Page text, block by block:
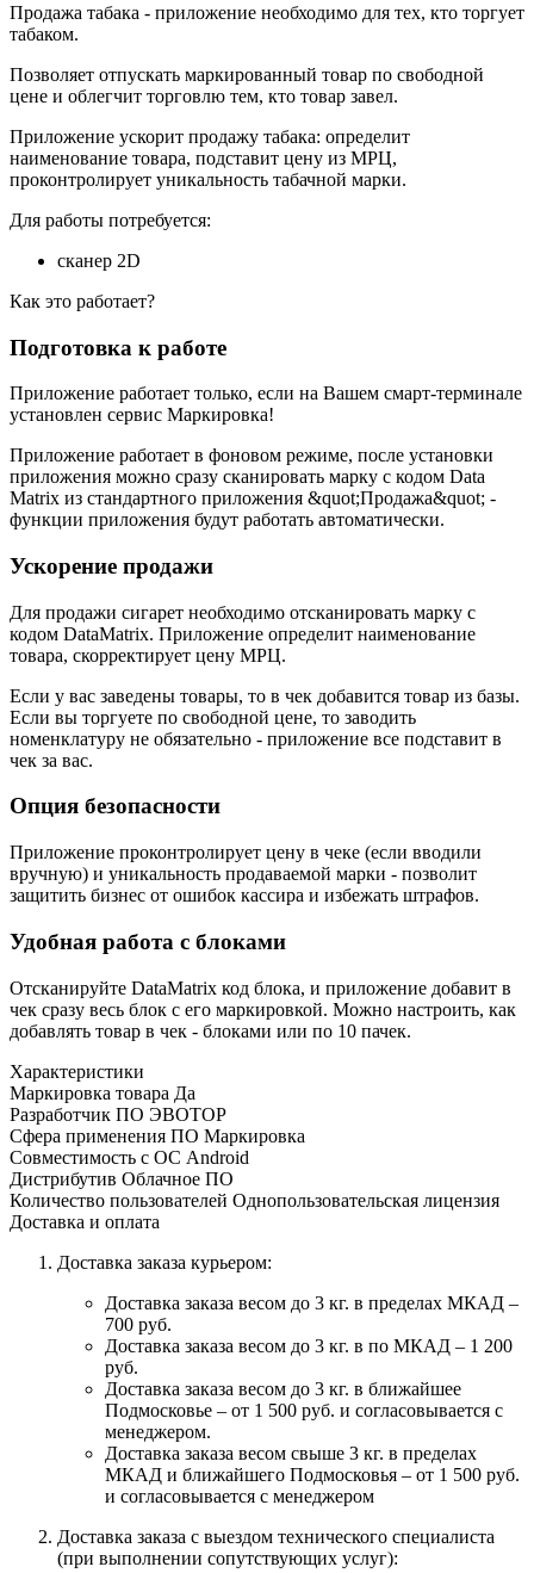
Продажа табака - приложение необходимо для тех, кто торгует
табаком.
Позволяет отпускать маркированный товар по свободной
цене и облегчит торговлю тем, кто товар завел.
Приложение ускорит продажу табака: определит
наименование товара, подставит цену из МРЦ,
проконтролирует уникальность табачной марки.
Для работы потребуется:
сканер 2D
Как это работает?
Подготовка к работе
Приложение работает только, если на Вашем смарт-терминале
установлен сервис Маркировка!
Приложение работает в фоновом режиме, после установки
приложения можно сразу сканировать марку с кодом Data
Matrix из стандартного приложения &quot;Продажа&quot; -
функции приложения будут работать автоматически.
Ускорение продажи
Для продажи сигарет необходимо отсканировать марку с
кодом DataMatrix. Приложение определит наименование
товара, скорректирует цену МРЦ.
Если у вас заведены товары, то в чек добавится товар из базы.
Если вы торгуете по свободной цене, то заводить
номенклатуру не обязательно - приложение все подставит в
чек за вас.
Опция безопасности
Приложение проконтролирует цену в чеке (если вводили
вручную) и уникальность продаваемой марки - позволит
защитить бизнес от ошибок кассира и избежать штрафов.
Удобная работа с блоками
Отсканируйте DataMatrix код блока, и приложение добавит в
чек сразу весь блок с его маркировкой. Можно настроить, как
добавлять товар в чек - блоками или по 10 пачек.
Характеристики
Маркировка товара Да
Разработчик ПО ЭВОТОР
Сфера применения ПО Маркировка
Совместимость с ОС Android
Дистрибутив Облачное ПО
Количество пользователей Однопользовательская лицензия
Доставка и оплата
Доставка заказа курьером:
Доставка заказа весом до 3 кг. в пределах МКАД –
700 руб.
Доставка заказа весом до 3 кг. в по МКАД – 1 200
руб.
Доставка заказа весом до 3 кг. в ближайшее
Подмосковье – от 1 500 руб. и согласовывается с
менеджером.
Доставка заказа весом свыше 3 кг. в пределах
МКАД и ближайшего Подмосковья – от 1 500 руб.
и согласовывается с менеджером
Доставка заказа с выездом технического специалиста
(при выполнении сопутствующих услуг):